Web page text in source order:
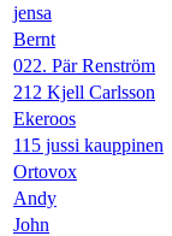
jensa
Bernt
022. Pär Renström
212 Kjell Carlsson
Ekeroos
115 jussi kauppinen
Ortovox
Andy
John